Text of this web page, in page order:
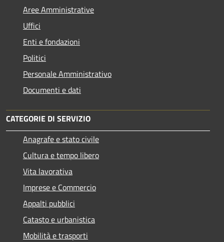
Aree Amministrative
Uffici
Enti e fondazioni
Politici
Personale Amministrativo
Documenti e dati
CATEGORIE DI SERVIZIO
Anagrafe e stato civile
Cultura e tempo libero
Vita lavorativa
Imprese e Commercio
Appalti pubblici
Catasto e urbanistica
Mobilità e trasporti